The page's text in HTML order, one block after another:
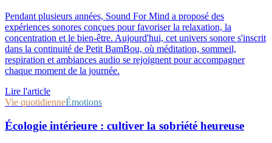
Pendant plusieurs années, Sound For Mind a proposé des
expériences sonores conçues pour favoriser la relaxation, la
concentration et le bien-être. Aujourd'hui, cet univers sonore s'inscrit
dans la continuité de Petit BamBou, où méditation, sommeil,
respiration et ambiances audio se rejoignent pour accompagner
chaque moment de la journée.
Lire l'article
Vie quotidienneÉmotions
Écologie intérieure : cultiver la sobriété heureuse